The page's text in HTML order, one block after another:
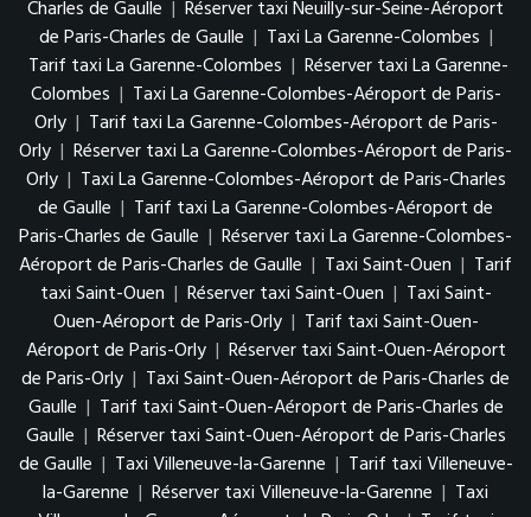
Charles de Gaulle | Réserver taxi Neuilly-sur-Seine-Aéroport
de Paris-Charles de Gaulle | Taxi La Garenne-Colombes |
Tarif taxi La Garenne-Colombes | Réserver taxi La Garenne-
Colombes | Taxi La Garenne-Colombes-Aéroport de Paris-
Orly | Tarif taxi La Garenne-Colombes-Aéroport de Paris-
Orly | Réserver taxi La Garenne-Colombes-Aéroport de Paris-
Orly | Taxi La Garenne-Colombes-Aéroport de Paris-Charles
de Gaulle | Tarif taxi La Garenne-Colombes-Aéroport de
Paris-Charles de Gaulle | Réserver taxi La Garenne-Colombes-
Aéroport de Paris-Charles de Gaulle | Taxi Saint-Ouen | Tarif
taxi Saint-Ouen | Réserver taxi Saint-Ouen | Taxi Saint-
Ouen-Aéroport de Paris-Orly | Tarif taxi Saint-Ouen-
Aéroport de Paris-Orly | Réserver taxi Saint-Ouen-Aéroport
de Paris-Orly | Taxi Saint-Ouen-Aéroport de Paris-Charles de
Gaulle | Tarif taxi Saint-Ouen-Aéroport de Paris-Charles de
Gaulle | Réserver taxi Saint-Ouen-Aéroport de Paris-Charles
de Gaulle | Taxi Villeneuve-la-Garenne | Tarif taxi Villeneuve-
la-Garenne | Réserver taxi Villeneuve-la-Garenne | Taxi